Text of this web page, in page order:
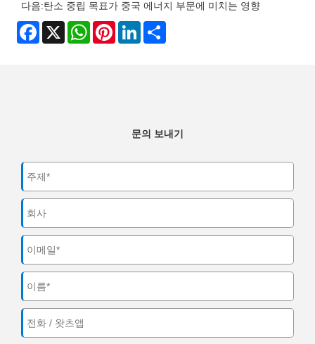
다음:탄소 중립 목표가 중국 에너지 부문에 미치는 영향
Facebook
X WhatsAppPinterestLinkedIn
문의 보내기